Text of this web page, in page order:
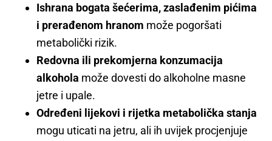
Ishrana bogata šećerima, zaslađenim pićima
i prerađenom hranom može pogoršati
metabolički rizik.
Redovna ili prekomjerna konzumacija
alkohola može dovesti do alkoholne masne
jetre i upale.
Određeni lijekovi i rijetka metabolička stanja
mogu uticati na jetru, ali ih uvijek procjenjuje